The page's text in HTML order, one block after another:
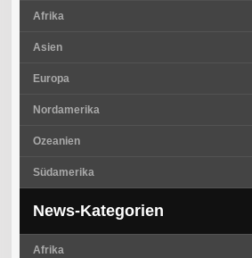
Afrika
Asien
Europa
Nordamerika
Ozeanien
Südamerika
News-Kategorien
Afrika